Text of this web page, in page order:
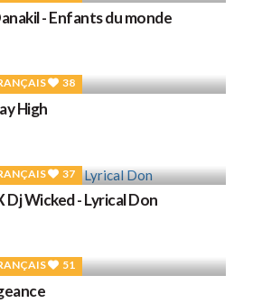
- Enfants du monde
38
High
37
Dj Wicked - Lyrical Don
51